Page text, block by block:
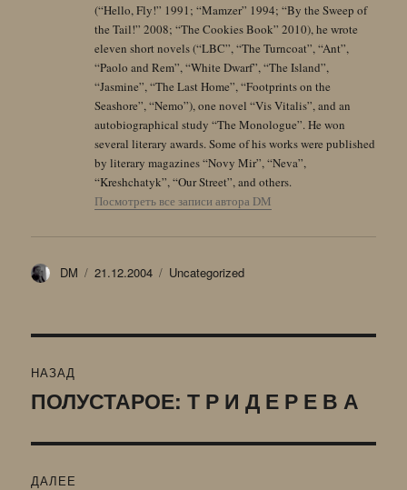
(“Hello, Fly!” 1991; “Mamzer” 1994; “By the Sweep of
the Tail!” 2008; “The Cookies Book” 2010), he wrote
eleven short novels (“LBC”, “The Turncoat”, “Ant”,
“Paolo and Rem”, “White Dwarf”, “The Island”,
“Jasmine”, “The Last Home”, “Footprints on the
Seashore”, “Nemo”), one novel “Vis Vitalis”, and an
autobiographical study “The Monologue”. He won
several literary awards. Some of his works were published
by literary magazines “Novy Mir”, “Neva”,
“Kreshchatyk”, “Our Street”, and others.
Посмотреть все записи автора DM
Автор
DM Опубликовано
21.12.2004 Рубрики
Uncategorized
по
НАЗАД
Предыдущая
ПОЛУСТАРОЕ: Т Р И Д Е Р Е В А
ДАЛЕЕ